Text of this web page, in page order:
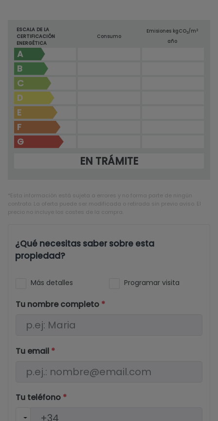
ESCALA DE LA
CERTIFICACIÓN
ENERGÉTICA
Consumo
Emisiones kgCO2/m2
año
A
B
C
D
E
F
G
EN TRÁMITE
*Esta información está sujeta a errores y no forma parte de ningún
contrato. La oferta puede ser modificada o retirada sin previo aviso. El
precio no incluye los costes de la compra.
¿Qué necesitas saber sobre esta
propiedad?
Más detalles Programar visita
Tu nombre completo *
Tu email *
Tu teléfono *